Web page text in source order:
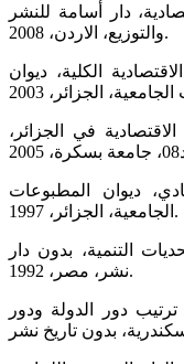
دار أسامة للنشر
والتوزيع، الاردن، 2008.
الكلية، ديوان
في الجزائر،
ديوان المطبوعات
الجامعية، الجزائر، 1997.
التنمية، بدون دار
نشر، مصر، 1992.
دور الدولة ودور